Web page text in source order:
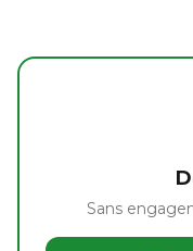
Sans